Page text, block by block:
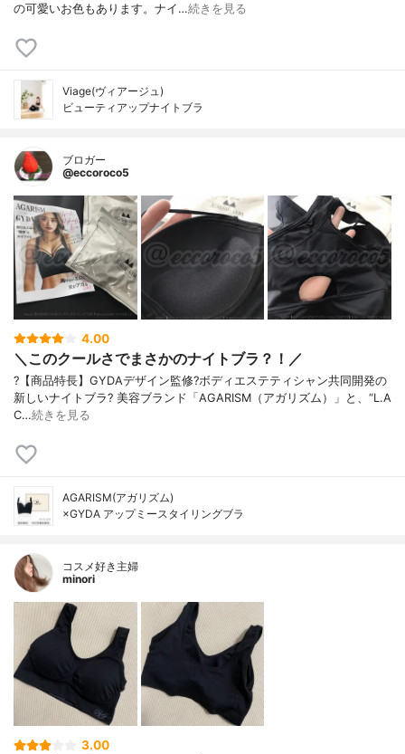
の可愛いお色もあります。ナイ…続きを見る
Viage(ヴィアージュ)
ビューティアップナイトブラ
ブロガー
@eccoroco5
4.00
＼このクールさでまさかのナイトブラ？！／
?【商品特長】 GYDAデザイン監修? ボディエステティシャン共同開発の
新しいナイトブラ? 美容ブランド「AGARISM（アガリズム）」と、“L.A
C…続きを見る
AGARISM(アガリズム)
×GYDA アップミースタイリングブラ
コスメ好き主婦
minori
3.00